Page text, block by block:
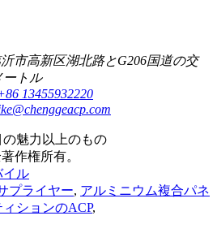
市高新区湖北路とG206国道の交
ートル
13455932220
作権所有。
イル
プライヤー, アルミニウム複合パネ
ションのACP,